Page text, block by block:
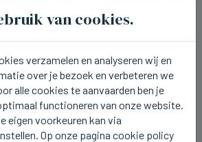
en zonnevis op de
bij Breydel de
17:43
van cookies.
verzamelen en analyseren wij en
over je bezoek en verbeteren we
alle cookies te aanvaarden ben je
functioneren van onze website.
eigen voorkeuren kan via
Op onze pagina cookie policy